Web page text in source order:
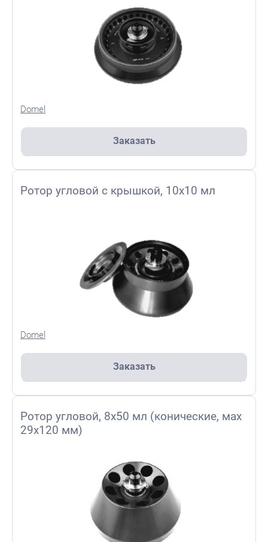
Domel
Заказать
Ротор угловой с крышкой, 10x10 мл
Domel
Заказать
Ротор угловой, 8x50 мл (конические, мах
29х120 мм)